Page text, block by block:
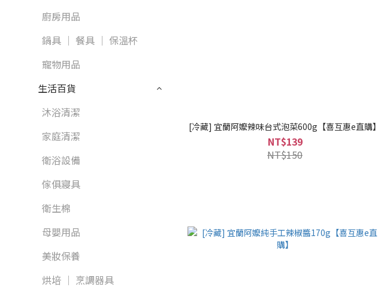
廚房用品
鍋具 │ 餐具 │ 保溫杯
寵物用品
生活百貨
沐浴清潔
家庭清潔
衛浴設備
傢俱寢具
衛生棉
母嬰用品
美妝保養
烘培 │ 烹調器具
[冷藏] 宜蘭阿嬤辣味台式泡菜600g【喜互惠e直購】
NT$139
NT$150